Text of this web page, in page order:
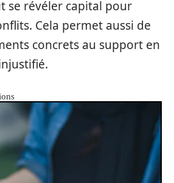
se révéler capital pour
Cela permet aussi de
concrets au support en